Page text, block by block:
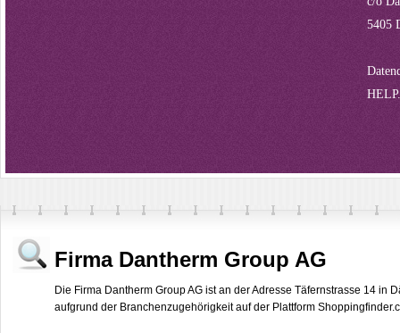
5405
Firma Dantherm Group AG
Die Firma Dantherm Group AG ist an der Adresse Täfernstrasse 14 in
aufgrund der Branchenzugehörigkeit auf der Plattform